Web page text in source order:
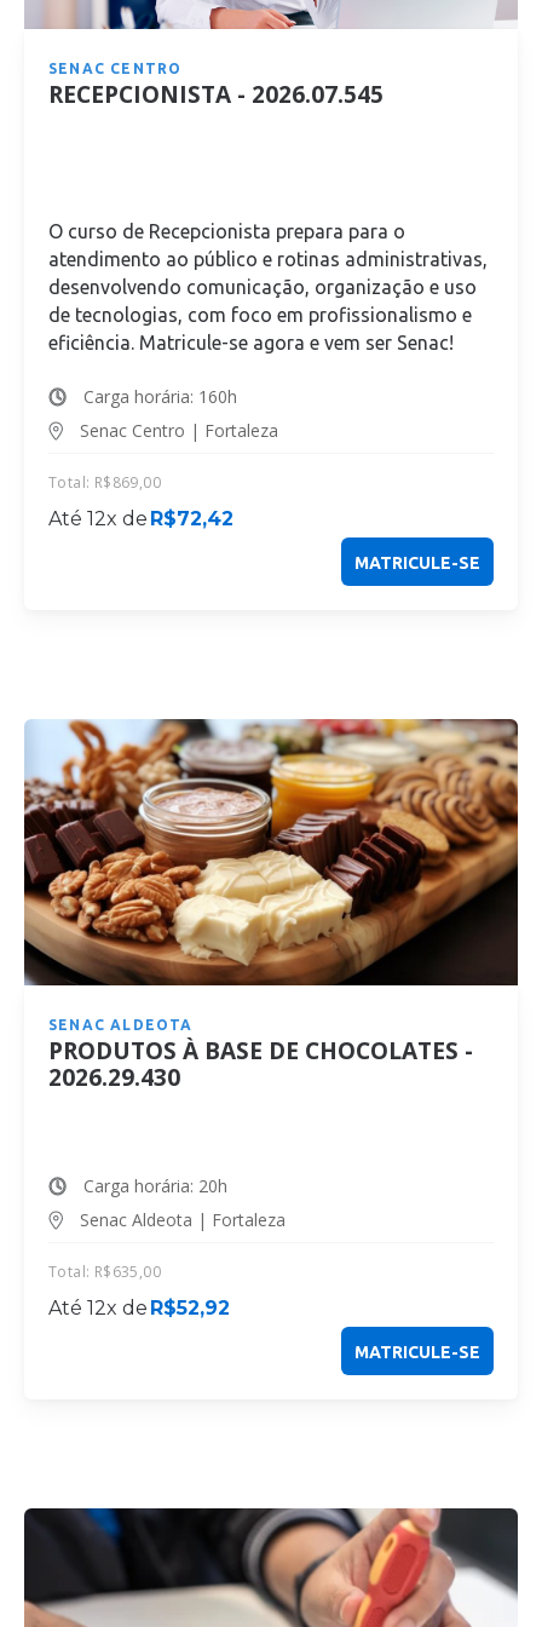
SENAC CENTRO
RECEPCIONISTA - 2026.07.545
O curso de Recepcionista prepara para o
atendimento ao público e rotinas administrativas,
desenvolvendo comunicação, organização e uso
de tecnologias, com foco em profissionalismo e
eficiência. Matricule-se agora e vem ser Senac!
Carga horária: 160h
Senac Centro | Fortaleza
Total: R$869,00
Até 12x de R$72,42
MATRICULE-SE
SENAC ALDEOTA
PRODUTOS À BASE DE CHOCOLATES -
2026.29.430
Carga horária: 20h
Senac Aldeota | Fortaleza
Total: R$635,00
Até 12x de R$52,92
MATRICULE-SE